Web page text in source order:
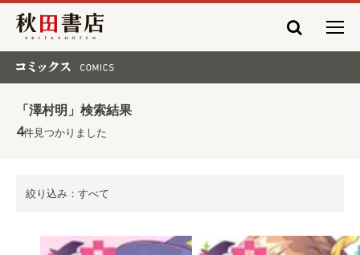
秋田書店
「澤村明」検索結果
4件見つかりました
絞り込み：すべて